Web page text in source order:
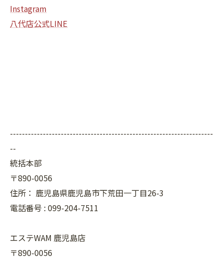
Instagram
八代店公式LINE
--------------------------------------------------------------------
--
統括本部
〒890-0056
住所： 鹿児島県鹿児島市下荒田一丁目26-3
電話番号 : 099-204-7511
エステWAM 鹿児島店
〒890-0056